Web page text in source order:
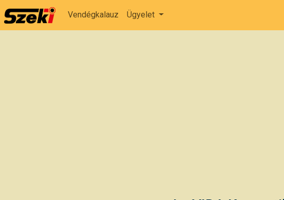
Vendégkalauz Ügyelet